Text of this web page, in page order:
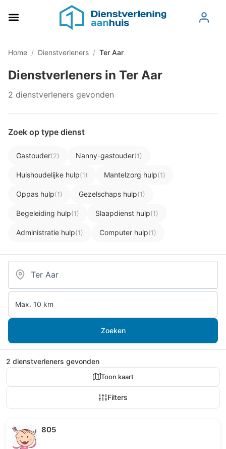
Home / Dienstverleners / Ter Aar
Dienstverleners in Ter Aar
2 dienstverleners gevonden
Zoek op type dienst
Gastouder(2) Nanny-gastouder(1)
Huishoudelijke hulp(1) Mantelzorg hulp(1)
Oppas hulp(1) Gezelschaps hulp(1)
Begeleiding hulp(1) Slaapdienst hulp(1)
Administratie hulp(1) Computer hulp(1)
Zoeken
2 dienstverleners gevonden
Toon kaart
Filters
805